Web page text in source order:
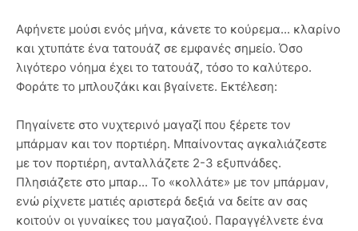
Αφήνετε μούσι ενός μήνα, κάνετε το κούρεμα... κλαρίνο
και χτυπάτε ένα τατουάζ σε εμφανές σημείο. Όσο
λιγότερο νόημα έχει το τατουάζ, τόσο το καλύτερο.
Φοράτε το μπλουζάκι και βγαίνετε. Εκτέλεση:
Πηγαίνετε στο νυχτερινό μαγαζί που ξέρετε τον
μπάρμαν και τον πορτιέρη. Μπαίνοντας αγκαλιάζεστε
με τον πορτιέρη, ανταλλάζετε 2-3 εξυπνάδες.
Πλησιάζετε στο μπαρ... Το «κολλάτε» με τον μπάρμαν,
ενώ ρίχνετε ματιές αριστερά δεξιά να δείτε αν σας
κοιτούν οι γυναίκες του μαγαζιού. Παραγγέλνετε ένα